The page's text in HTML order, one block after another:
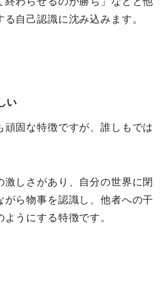
自己認識に沈み込みます。
い
頑固な特徴ですが、誰しもでは
激しさがあり、自分の世界に閉
がら物事を認識し、他者への干
うにする特徴です。